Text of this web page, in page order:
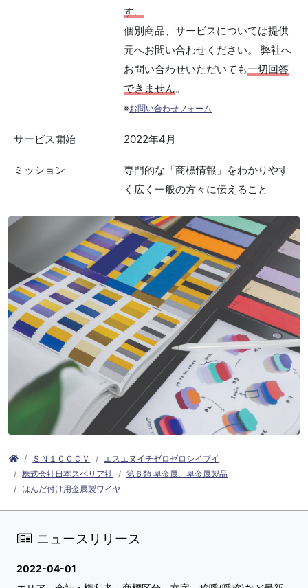
す。
個別商品、サービスについては提供
元へお問い合わせください。 弊社へ
お問い合わせいただいても一切回答
できません。
※お問い合わせフォーム
サービス開始 2022年4月
ミッション
専門的な「商標情報」をわかりやす
く広く一般の方々に伝えること
ＳＮ１００ＣＶ
エスエヌイチゼロゼロシイブイ
株式会社日本スペリア社
第６類 卑金属、卑金属製品
はんだ付け用金属製ワイヤ
ニュースリリース
2022-04-01